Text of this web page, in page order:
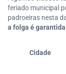
feriado municipal
padroeiras nesta
a folga é garantida
Cidade